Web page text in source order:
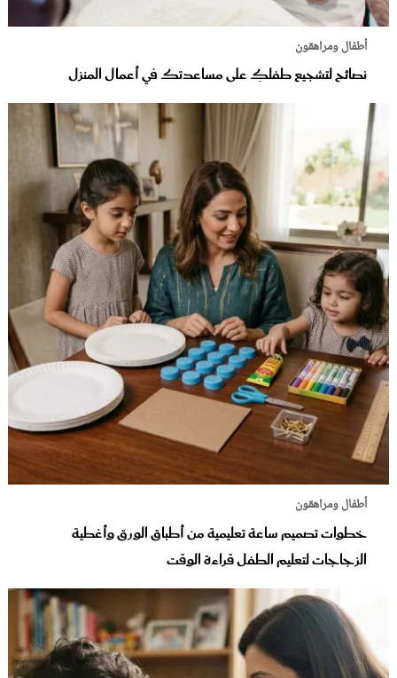
أطفال ومراهقون
نصائح لتشجيع طفلكِ على مساعدتك في أعمال المنزل
أطفال ومراهقون
خطوات تصميم ساعة تعليمية من أطباق الورق وأغطية
الزجاجات لتعليم الطفل قراءة الوقت